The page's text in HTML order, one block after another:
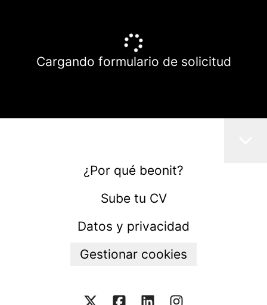
Cargando formulario de solicitud
¿Por qué beonit?
Sube tu CV
Datos y privacidad
Gestionar cookies